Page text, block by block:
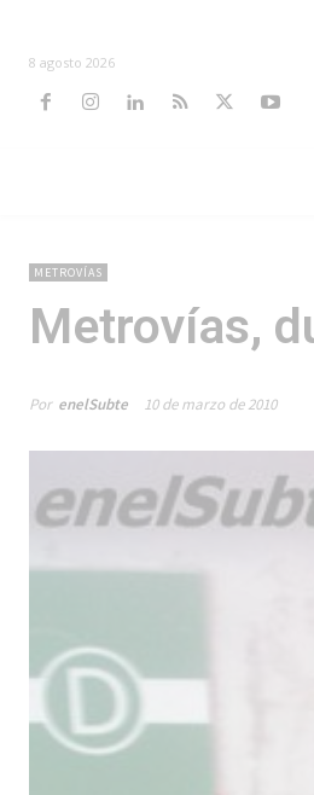
8 agosto 2026
METROVÍAS
Metrovías,
Por enelSubte 10 de marzo de 2010